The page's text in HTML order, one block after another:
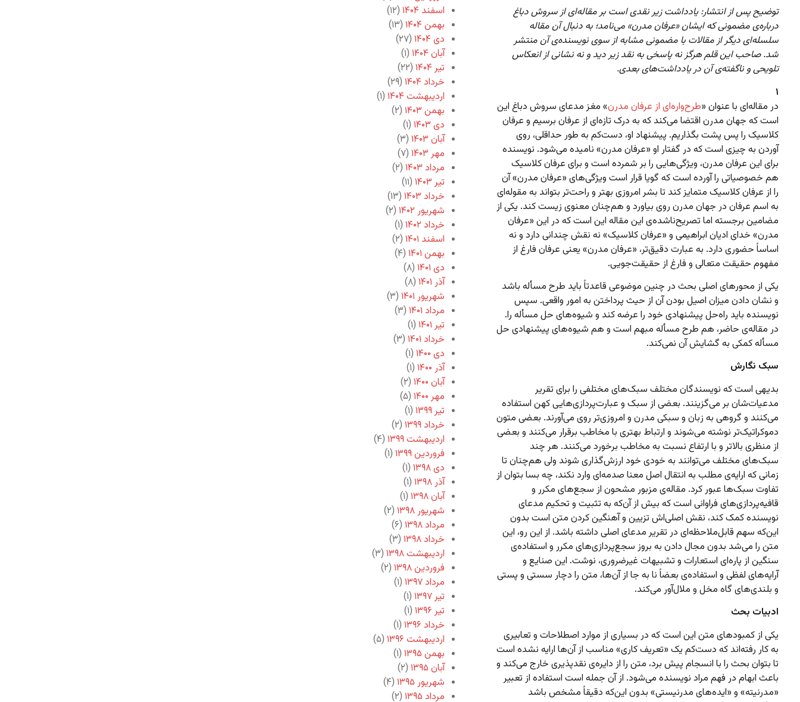
توضیح پس از انتشار: یادداشت زیر نقدی است بر مقاله‌ای از سروش دباغ
درباره‌ی مضمونی که ایشان «عرفان مدرن» می‌نامد؛ به دنبال آن مقاله
سلسله‌ای دیگر از مقالات با مضمونی مشابه از سوی نویسنده‌ی آن منتشر
شد. صاحب این قلم هرگز نه پاسخی به نقد زیر دید و نه نشانی از انعکاس
تلویحی و ناگفته‌ی آن در یادداشت‌های بعدی.
۱
در مقاله‌ای با عنوان «طرح‌واره‌ای از عرفان مدرن» مغز مدعای سروش دباغ این
است که جهان مدرن اقتضا می‌کند که به درک تازه‌ای از عرفان برسیم و عرفان
کلاسیک را پس پشت بگذاریم. پیشنهاد او، دست‌کم به طور حداقلی، روی
آوردن به چیزی است که در گفتار او «عرفان مدرن» نامیده می‌شود. نویسنده
برای این عرفان مدرن، ویژگی‌هایی را بر شمرده است و برای عرفان کلاسیک
هم خصوصیاتی را آورده است که گویا قرار است ویژگی‌های «عرفان مدرن» آن
را از عرفان کلاسیک متمایز کند تا بشر امروزی بهتر و راحت‌تر بتواند به مقوله‌ای
به اسم عرفان در جهان مدرن روی بیاورد و هم‌چنان معنوی زیست کند. یکی از
مضامین برجسته اما تصریح‌ناشده‌ی این مقاله این است که در این «عرفان
مدرن» خدای ادیان ابراهیمی و «عرفان کلاسیک» نه نقش چندانی دارد و نه
اساساً حضوری دارد. به عبارت دقیق‌تر، «عرفان مدرن» یعنی عرفان فارغ از
مفهوم حقیقت متعالی و فارغ از حقیقت‌جویی.
یکی از محورهای اصلی بحث در چنین موضوعی قاعدتاً باید طرح مسأله باشد
و نشان دادن میزان اصیل بودن آن از حیث پرداختن به امور واقعی. سپس
نویسنده باید راه‌حل پیشنهادی خود را عرضه کند و شیوه‌های حل مسأله را.
در مقاله‌ی حاضر، هم طرح مسأله مبهم است و هم شیوه‌های پیشنهادی حل
مسأله کمکی به گشایش آن نمی‌کند.
سبک نگارش
بدیهی است که نویسندگان مختلف سبک‌های مختلفی را برای تقریر
مدعیات‌شان بر می‌گزینند. بعضی از سبک و عبارت‌پردازی‌هایی کهن استفاده
می‌کنند و گروهی به زبان و سبکی مدرن و امروزی‌تر روی می‌آورند. بعضی متون
دموکراتیک‌تر نوشته می‌شوند و ارتباط بهتری با مخاطب برقرار می‌کنند و بعضی
از منظری بالاتر و با ارتفاع نسبت به مخاطب برخورد می‌کنند. هر چند
سبک‌های مختلف می‌توانند به خودی خود ارزش‌گذاری شوند ولی هم‌چنان تا
زمانی که ارایه‌ی مطلب به انتقال اصل معنا صدمه‌ای وارد نکند، چه بسا بتوان از
تفاوت سبک‌ها عبور کرد. مقاله‌ی مزبور مشحون از سجع‌های مکرر و
قافیه‌پردازی‌های فراوانی است که بیش از آن‌که به تثبیت و تحکیم مدعای
نویسنده کمک کند، نقش اصلی‌اش تزیین و آهنگین کردن متن است بدون
این‌که سهم قابل‌ملاحظه‌ای در تقریر مدعای اصلی داشته باشد. از این رو، این
متن را می‌شد بدون مجال دادن به بروز سجع‌پردازی‌های مکرر و استفاده‌ی
سنگین از پاره‌ای استعارات و تشبیهات غیرضروری، نوشت. این صنایع و
آرایه‌های لفظی و استفاده‌ی بعضاً نا به جا از آن‌ها، متن را دچار سستی و پستی‌
و بلندی‌های گاه مخل و ملال‌آور می‌کند.
ادبیات بحث
یکی از کمبودهای متن این است که در بسیاری از موارد اصطلاحات و تعابیری
به کار رفته‌اند که دست‌کم یک «تعریف کاری» مناسب از آن‌ها ارایه نشده‌ است
تا بتوان بحث را با انسجام پیش برد، متن را از دایره‌ی نقدپذیری خارج می‌کند و
باعث ابهام در فهم مراد نویسنده می‌شود. از آن جمله است استفاده از تعبیر
«مدرنیته» و «ایده‌های مدرنیستی» بدون این‌که دقیقاً مشخص باشد
اسفند ۱۴۰۴
(۱۲)
بهمن ۱۴۰۴
(۱۳)
دی ۱۴۰۴
(۲۷)
آبان ۱۴۰۴
(۱)
تیر ۱۴۰۴
(۲۲)
خرداد ۱۴۰۴
(۲۹)
اردیبهشت ۱۴۰۴
(۱)
بهمن ۱۴۰۳
(۲)
دی ۱۴۰۳
(۱)
آبان ۱۴۰۳
(۳)
مهر ۱۴۰۳
(۷)
مرداد ۱۴۰۳
(۲)
تیر ۱۴۰۳
(۱۱)
خرداد ۱۴۰۳
(۱۳)
شهریور ۱۴۰۲
(۲)
خرداد ۱۴۰۲
(۱)
اسفند ۱۴۰۱
(۲)
بهمن ۱۴۰۱
(۴)
دی ۱۴۰۱
(۸)
آذر ۱۴۰۱
(۸)
شهریور ۱۴۰۱
(۳)
مرداد ۱۴۰۱
(۳)
تیر ۱۴۰۱
(۱)
خرداد ۱۴۰۱
(۳)
دی ۱۴۰۰
(۱)
آذر ۱۴۰۰
(۱)
آبان ۱۴۰۰
(۲)
مهر ۱۴۰۰
(۵)
تیر ۱۳۹۹
(۱)
خرداد ۱۳۹۹
(۲)
اردیبهشت ۱۳۹۹
(۴)
فروردین ۱۳۹۹
(۱)
دی ۱۳۹۸
(۱)
آذر ۱۳۹۸
(۱)
آبان ۱۳۹۸
(۱)
شهریور ۱۳۹۸
(۲)
مرداد ۱۳۹۸
(۶)
خرداد ۱۳۹۸
(۳)
اردیبهشت ۱۳۹۸
(۳)
فروردین ۱۳۹۸
(۲)
مرداد ۱۳۹۷
(۱)
تیر ۱۳۹۷
(۱)
تیر ۱۳۹۶
(۱)
خرداد ۱۳۹۶
(۱)
اردیبهشت ۱۳۹۶
(۵)
بهمن ۱۳۹۵
(۱)
آبان ۱۳۹۵
(۲)
شهریور ۱۳۹۵
(۴)
مرداد ۱۳۹۵
(۲)